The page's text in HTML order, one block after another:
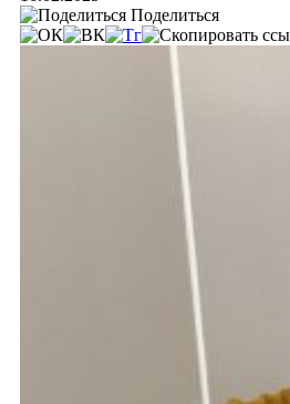
Поделиться